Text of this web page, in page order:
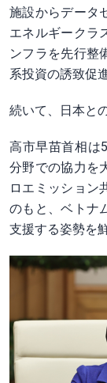
施設からデータ
エネルギークラ
ンフラを先行整
系投資の誘致促
続いて、日本と
高市早苗首相は
分野での協力を
ロエミッション
のもと、ベトナ
支援する姿勢を